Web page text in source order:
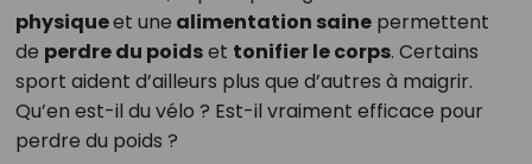
physiqueet une alimentation sainepermettent
de perdre du poidset tonifier le corps. Certains
sport aident d’ailleurs plus que d’autres à maigrir.
Qu’en est-il du vélo ? Est-il vraiment efficace pour
perdre du poids ?